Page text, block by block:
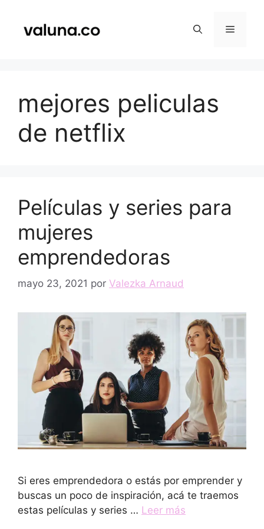
contenido
Menú
mejores peliculas
de netflix
Películas y series para
mujeres
emprendedoras
mayo 23, 2021 por Valezka Arnaud
Si eres emprendedora o estás por emprender y
buscas un poco de inspiración, acá te traemos
estas películas y series … Leer más